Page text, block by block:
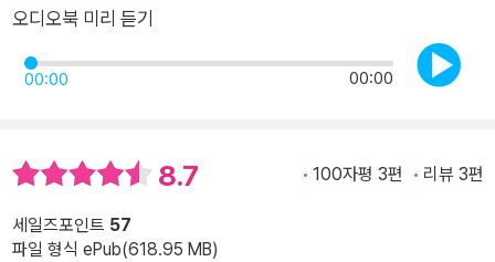
오디오북 미리 듣기
00:00 00:00
8.7 100자평 3편 리뷰 3편
세일즈포인트 57
파일 형식 ePub(618.95 MB)